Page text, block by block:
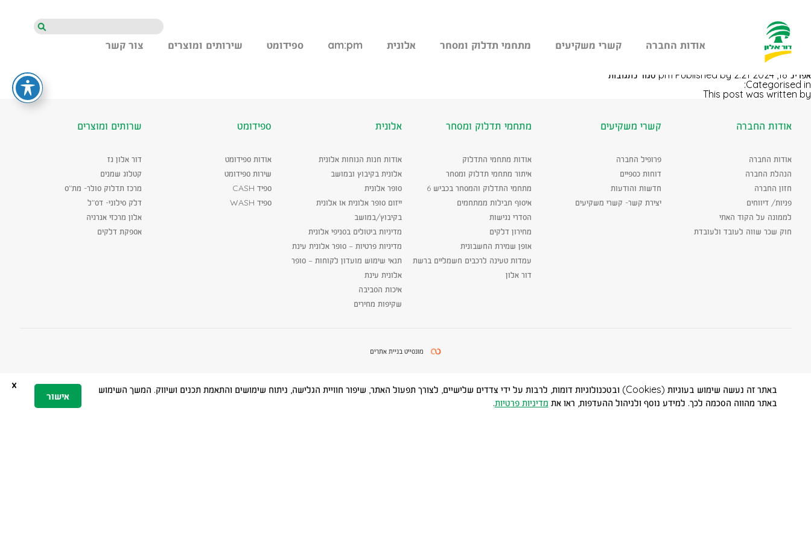
מהיר
לתוכן
הראשי
אודות החברה קשרי משקיעים מתחמי תדלוק ומסחר אלונית am:pm ספידומט שירותים ומוצרים צור קשר
חיפוש
בני ציון פודטראק
אפריל 18, 2024 2:21 pm
Published by סגור לתגובותעל
Categorised in:
This post was written by
אודות החברה
אודות החברה
הנהלת החברה
חזון החברה
פניות/ דיווחים
לממונה על הקוד האתי
חוק שכר שווה לעובד ולעובדת
קשרי משקיעים
פרופיל החברה
דוחות כספיים
חדשות והודעות
יצירת קשר- קשרי משקיעים
מתחמי תדלוק ומסחר
אודות מתחמי התדלוק
איתור מתחמי תדלוק ומסחר
מתחמי התדלוק והמסחר בכביש 6
איסוף חבילות ממתחמים
הסדרי נגישות
מחירון דלקים
אופן שמירת החשבונית
עמדות טעינה לרכבים חשמליים ברשת
דור אלון
אלונית
אודות חנות הנוחות אלונית
אלונית בקיבוץ ובמושב
סופר אלונית
ייזום סופר אלונית או אלונית
בקיבוץ/במושב
מדיניות ביטולים בסניפי אלונית
מדיניות פרטיות – סופר אלונית עינת
תנאי שימוש מועדון לקוחות – סופר
אלונית עינת
איכות הסביבה
שקיפות מחירים
ספידומט
אודות ספידומט
שירות ספידומט
ספיד CASH
ספיד WASH
שרותים ומוצרים
דור אלון גז
קטלוג שמנים
מרכז תדלוק סולר- מת"ס
דלק סילוני- דס"ל
אלון מרכזי אנרגיה
אספקת דלקים
מונסייט בניית אתרים
x
באתר זה נעשה שימוש בעוגיות (Cookies) ובטכנולוגיות דומות, לרבות על ידי צדדים שלישיים, לצורך תפעול האתר, שיפור חוויית הגלישה, ניתוח שימושים והתאמת תכנים ושיווק. המשך השימוש
באתר מהווה הסכמה לכך. למידע נוסף ולניהול ההעדפות, ראו את מדיניות פרטיות.
אישור